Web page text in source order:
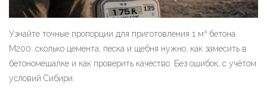
Узнайте точные пропорции для приготовления 1 м³ бетона
М200: сколько цемента, песка и щебня нужно, как замесить в
бетономешалке и как проверить качество. Без ошибок, с учётом
условий Сибири.